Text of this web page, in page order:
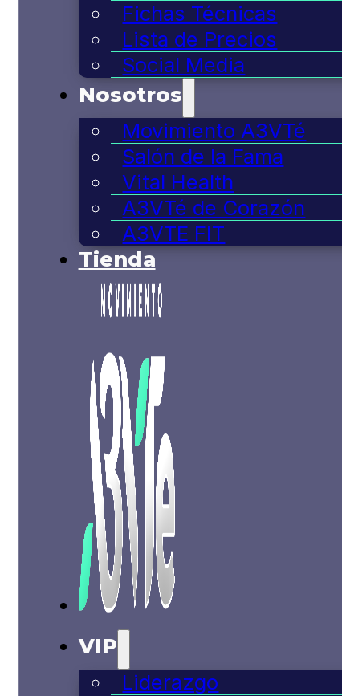
Fichas Técnicas
Lista de Precios
Social Media
Nosotros
Movimiento A3VTé
Salón de la Fama
Vital Health
A3VTé de Corazón
A3VTE FIT
Tienda
VIP
Liderazgo